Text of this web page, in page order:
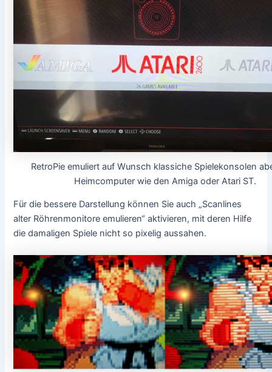
RetroPie emuliert auf Wunsch klassiche Spielekonsolen
Heimcomputer wie den Amiga oder Atari ST.
Für die bessere Darstellung können Sie auch „Scanlines
alter Röhrenmonitore emulieren“ aktivieren, mit deren Hilfe
die damaligen Spiele nicht so pixelig aussahen.